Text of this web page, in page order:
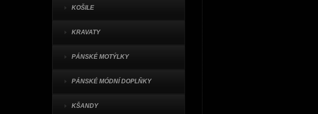
KOŠILE
KRAVATY
PÁNSKÉ MOTÝLKY
PÁNSKÉ MÓDNÍ DOPLŇKY
KŠANDY